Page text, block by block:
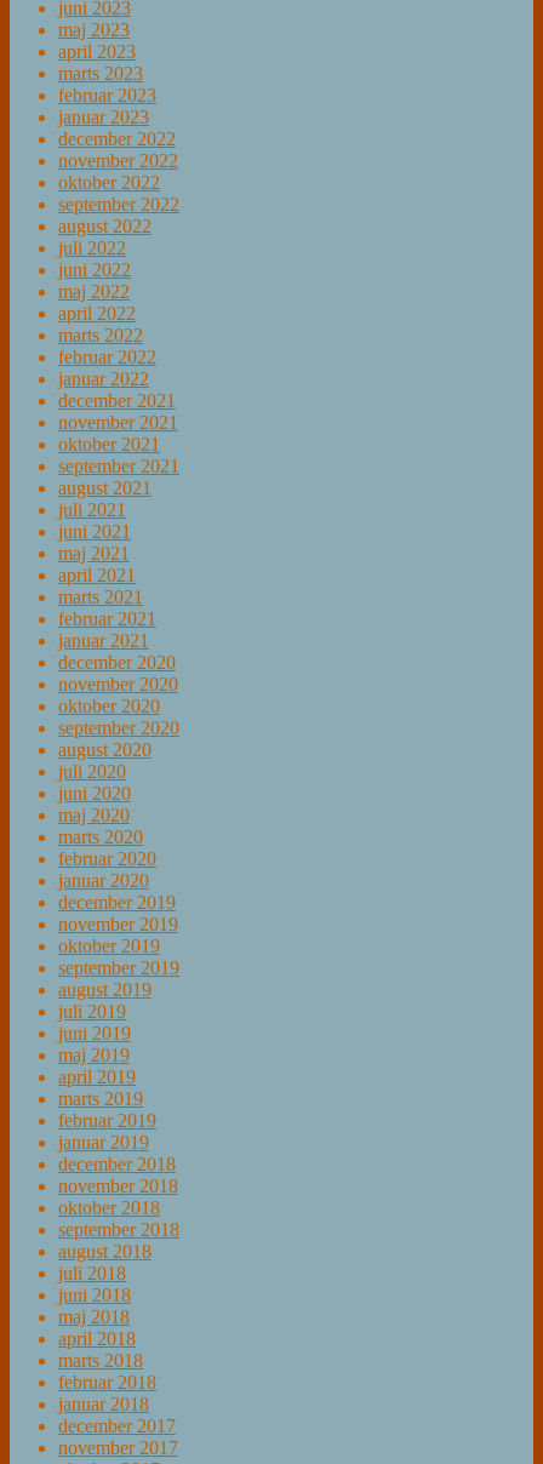
juni 2023
maj 2023
april 2023
marts 2023
februar 2023
januar 2023
december 2022
november 2022
oktober 2022
september 2022
august 2022
juli 2022
juni 2022
maj 2022
april 2022
marts 2022
februar 2022
januar 2022
december 2021
november 2021
oktober 2021
september 2021
august 2021
juli 2021
juni 2021
maj 2021
april 2021
marts 2021
februar 2021
januar 2021
december 2020
november 2020
oktober 2020
september 2020
august 2020
juli 2020
juni 2020
maj 2020
marts 2020
februar 2020
januar 2020
december 2019
november 2019
oktober 2019
september 2019
august 2019
juli 2019
juni 2019
maj 2019
april 2019
marts 2019
februar 2019
januar 2019
december 2018
november 2018
oktober 2018
september 2018
august 2018
juli 2018
juni 2018
maj 2018
april 2018
marts 2018
februar 2018
januar 2018
december 2017
november 2017